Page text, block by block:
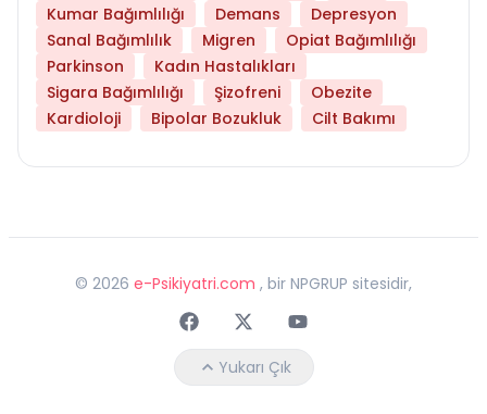
Kumar Bağımlılığı
Demans
Depresyon
Sanal Bağımlılık
Migren
Opiat Bağımlılığı
Parkinson
Kadın Hastalıkları
Sigara Bağımlılığı
Şizofreni
Obezite
Kardioloji
Bipolar Bozukluk Cilt Bakımı
© 2026 e-Psikiyatri.com , bir NPGRUP sitesidir,
FaceebokTwitterYoutube
Yukarı Çık